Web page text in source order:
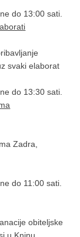
do 13:00 sati.
svaki elaborat
do 13:30 sati.
Zadra,
do 11:00 sati.
obiteljske